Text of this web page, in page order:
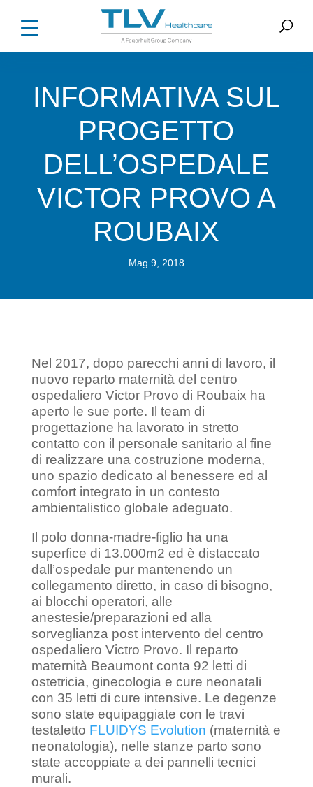
INFORMATIVA SUL
PROGETTO
DELL’OSPEDALE
VICTOR PROVO A
ROUBAIX
Mag 9, 2018
Nel 2017, dopo parecchi anni di lavoro, il
nuovo reparto maternità del centro
ospedaliero Victor Provo di Roubaix ha
aperto le sue porte. Il team di
progettazione ha lavorato in stretto
contatto con il personale sanitario al fine
di realizzare una costruzione moderna,
uno spazio dedicato al benessere ed al
comfort integrato in un contesto
ambientalistico globale adeguato.
Il polo donna-madre-figlio ha una
superfice di 13.000m2 ed è distaccato
dall’ospedale pur mantenendo un
collegamento diretto, in caso di bisogno,
ai blocchi operatori, alle
anestesie/preparazioni ed alla
sorveglianza post intervento del centro
ospedaliero Victro Provo. Il reparto
maternità Beaumont conta 92 letti di
ostetricia, ginecologia e cure neonatali
con 35 letti di cure intensive. Le degenze
sono state equipaggiate con le travi
testaletto FLUIDYS Evolution (maternità e
neonatologia), nelle stanze parto sono
state accoppiate a dei pannelli tecnici
murali.